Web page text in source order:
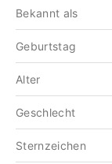
Bekannt als
Geburtstag
Alter
Geschlecht
Sternzeichen